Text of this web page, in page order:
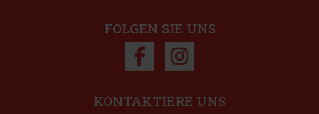
FOLGEN SIE UNS
KONTAKTIERE UNS